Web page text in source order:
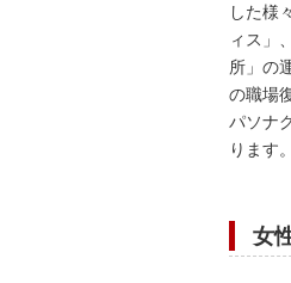
した様
ィス」
所」の
の職場
パソナ
ります。
女